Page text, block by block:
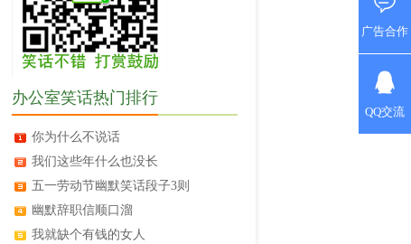
办公室笑话热门排行
你为什么不说话
我们这些年什么也没长
五一劳动节幽默笑话段子3则
幽默辞职信顺口溜
我就缺个有钱的女人
广告合作
QQ交流